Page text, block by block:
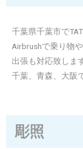
千葉県千葉市で
Airbrushで乗り物
出張も対応致しま
千葉、青森、大阪
彫照